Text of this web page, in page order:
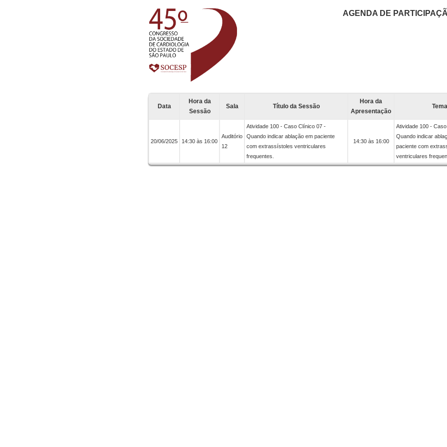
AGENDA DE
Data
Hora da
Sessão
Sala Título da Sessão
Hora da
Apresentação
Tema
20/06/2025 14:30 às 16:00
Auditório
12
Atividade 100 - Caso Clínico 07 -
Quando indicar ablação em paciente
com extrassístoles ventriculares
frequentes.
14:30 às 16:00
Atividade 100 -
Quando indicar
paciente com
ventriculares